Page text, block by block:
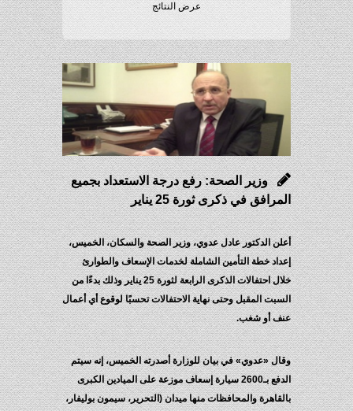
عرض النتائج
وزير الصحة: رفع درجة الاستعداد بجميع
المرافق في ذكرى ثورة 25 يناير
أعلن الدكتور عادل عدوي، وزير الصحة والسكان، الخميس،
إعداد خطة التأمين الشاملة لخدمات الإسعاف والطوارئ
خلال احتفالات الذكرى الرابعة لثورة 25 يناير وذلك بدءًا من
السبت المقبل وحتى نهاية الاحتفالات تحسبًا لوقوع أي أعمال
عنف أو شغب.
وقال «عدوي» في بيان للوزارة أصدرته الخميس، إنه سيتم
الدفع بـ2600 سيارة إسعاف موزعة على الميادين الكبرى
بالقاهرة والمحافظات منها ميدان (التحرير، سيمون بوليفار،